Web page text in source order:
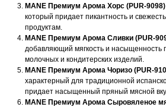
MANE Премиум Арома Хорс (PUR-9098)
который придает пикантность и
продуктам.
MANE Премиум Арома Сливки (PUR-
добавляющий мягкость и насыщенность
молочных и кондитерских изделий.
MANE Премиум Арома Чоризо (PUR-
характерный для традиционной
придает насыщенный пряный мясной
MANE Премиум Арома Сыровяленое